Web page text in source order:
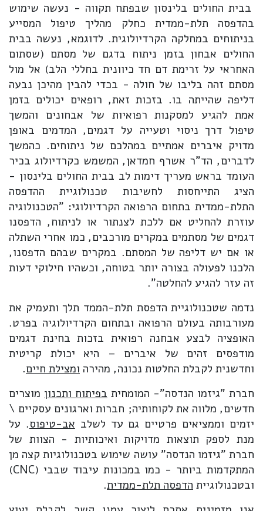
בבית החולים בלינסון שבפתח תקווה - נעשה שימוש
בהדפסה תלת-ממדית כחלק מהליך טיפול המסייע
בניתוחים במחלקה הקרדיולוגית. לדוגמא, נעשה בבית
החולים אבחון בזמן ניתוח בדגם של מסתם (שסתום
האחראי על זרימת דם חד כיוונית בחללי הלב) אל מול
מסתם זהה בליבו של חולה - בכדי להבין מהיכן נבעה
דליפה שהייתה בו. בזכות זאת, רופאים יכולים בזמן
אמת להגיע למסקנות רפואיות של אבחונים והמשך
טיפול דרך ניסוי וטעייה על דגמים, המדמים באופן
מדויק איברים אמתיים במהלכם של ניתוחים. כהמשך
לדברים, הד"ר אשרף חמדאן, המשמש כקרדיולוג בכיר
העומד בראש מעריך דימות לב בבית החולים בלינסון -
הציג התייחסות לחשיבות טכנולוגיית ההדפסה
התלת-ממדית בתחום הרפואה הקרדיולוגי: "הטכנולוגיה
עוזרת להחליט אם ללכת לצנתור או לניתוח, הדפסנו
דגמים של מסתמים במקרים מורכבים, כמו אחרי השתלה
או אם יש דליפה של המסתם. במקרים שבהם הדפסנו,
הלכנו לפעולה בצורה יותר בטוחה, וכשהיו חילוקי דעות
זה עזר להגיע להחלטה".
נדמה שטכנולוגיית הדפסת תלת-הממד תלך ותעמיק את
מעורבותה בעולם הרפואה ובתחום הקרדיולוגיה בפרט.
האופציה לבצע אבחנה רפואית בזכות בחינת דגמים
מודפסים זהים של איברים – היא יכולת קריטית
וחדשנית לקבלת החלטות נכונה, מהירה ומצילת חיים.
חברת "גיזמו הנדסה"- המומחית בפיתוח ותכנון מוצרים
חדשים, מלווה את לקוחותיה; חברות וארגונים עסקיים \
יזמים וממציאים פרטיים גם עד לשלב אב-טיפוס. על
מנת לספק תוצאות מדויקות ואיכותיות - הצוות של
חברת "גיזמו הנדסה" עושה שימוש בטכנולוגיות קצה מן
המתקדמות ביותר - כמו במכונות עיבוד שבבי (CNC)
ובטכנולוגיית הדפסה תלת-ממדית.